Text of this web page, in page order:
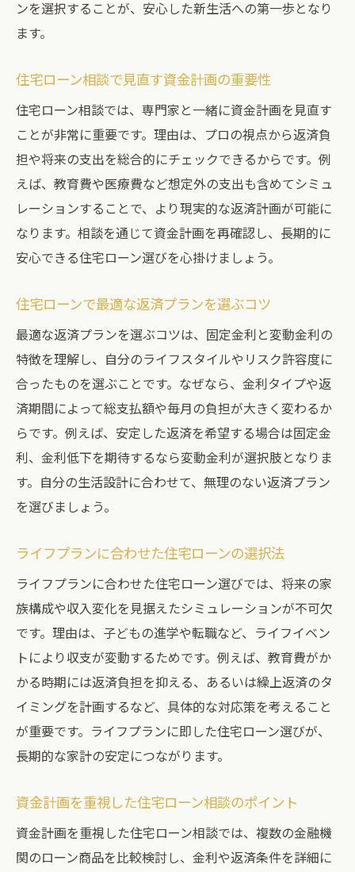
ンを選択することが、安心した新生活への第一歩となり
ます。
住宅ローン相談で見直す資金計画の重要性
住宅ローン相談では、専門家と一緒に資金計画を見直す
ことが非常に重要です。理由は、プロの視点から返済負
担や将来の支出を総合的にチェックできるからです。例
えば、教育費や医療費など想定外の支出も含めてシミュ
レーションすることで、より現実的な返済計画が可能に
なります。相談を通じて資金計画を再確認し、長期的に
安心できる住宅ローン選びを心掛けましょう。
住宅ローンで最適な返済プランを選ぶコツ
最適な返済プランを選ぶコツは、固定金利と変動金利の
特徴を理解し、自分のライフスタイルやリスク許容度に
合ったものを選ぶことです。なぜなら、金利タイプや返
済期間によって総支払額や毎月の負担が大きく変わるか
らです。例えば、安定した返済を希望する場合は固定金
利、金利低下を期待するなら変動金利が選択肢となりま
す。自分の生活設計に合わせて、無理のない返済プラン
を選びましょう。
ライフプランに合わせた住宅ローンの選択法
ライフプランに合わせた住宅ローン選びでは、将来の家
族構成や収入変化を見据えたシミュレーションが不可欠
です。理由は、子どもの進学や転職など、ライフイベン
トにより収支が変動するためです。例えば、教育費がか
かる時期には返済負担を抑える、あるいは繰上返済のタ
イミングを計画するなど、具体的な対応策を考えること
が重要です。ライフプランに即した住宅ローン選びが、
長期的な家計の安定につながります。
資金計画を重視した住宅ローン相談のポイント
資金計画を重視した住宅ローン相談では、複数の金融機
関のローン商品を比較検討し、金利や返済条件を詳細に